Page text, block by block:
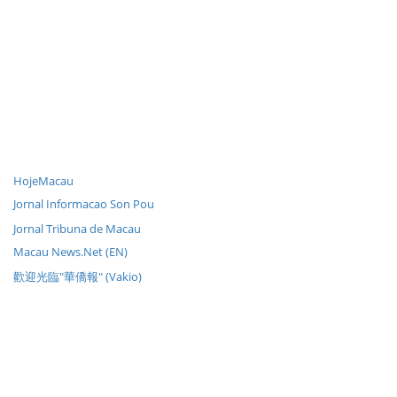
HojeMacau
Jornal Informacao Son Pou
Jornal Tribuna de Macau
Macau News.Net (EN)
歡迎光臨"華僑報" (Vakio)